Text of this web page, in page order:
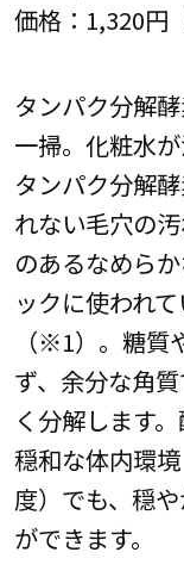
価格：1,320円
タンパク分解
一掃。化粧水が
タンパク分解
れない毛穴の
のあるなめら
ックに使われ
（※1）。糖質
ず、余分な角
く分解します
穏和な体内環
度）でも、穏
ができます。